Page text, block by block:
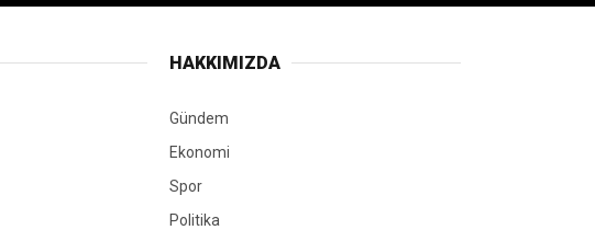
HAKKIMIZDA
Gündem
Ekonomi
Spor
Politika